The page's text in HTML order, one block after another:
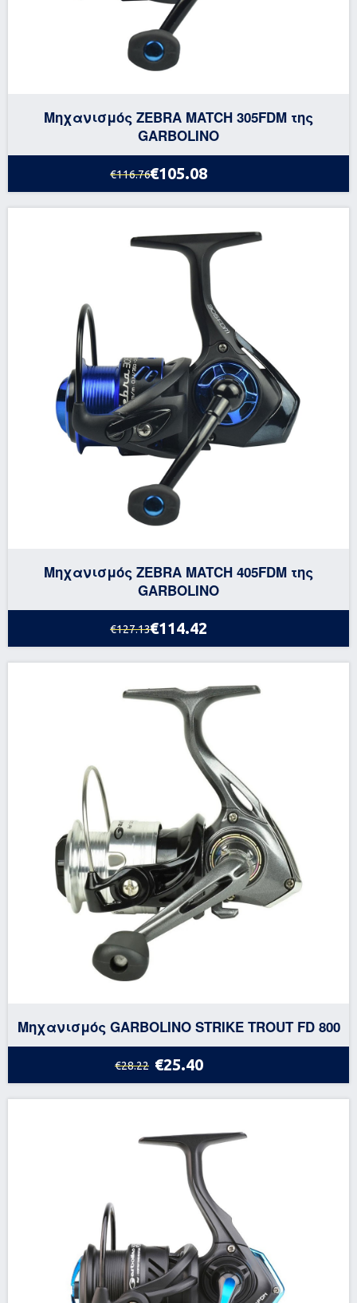
Μηχανισμός ZEBRA MATCH 305FDM της
GARBOLINO
€116.76€105.08
Μηχανισμός ZEBRA MATCH 405FDM της
GARBOLINO
€127.13€114.42
Μηχανισμός GARBOLINO STRIKE TROUT FD 800
€28.22 €25.40